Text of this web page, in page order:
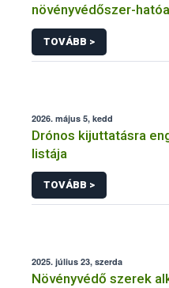
növényvédőszer-
engedélyezésére,
meghosszabbítására
eljárásba
TOVÁBB >
2026. május 5, kedd
Drónos kijuttatásra
listája
TOVÁBB >
2025. július 23, szerda
Növényvédő szerek